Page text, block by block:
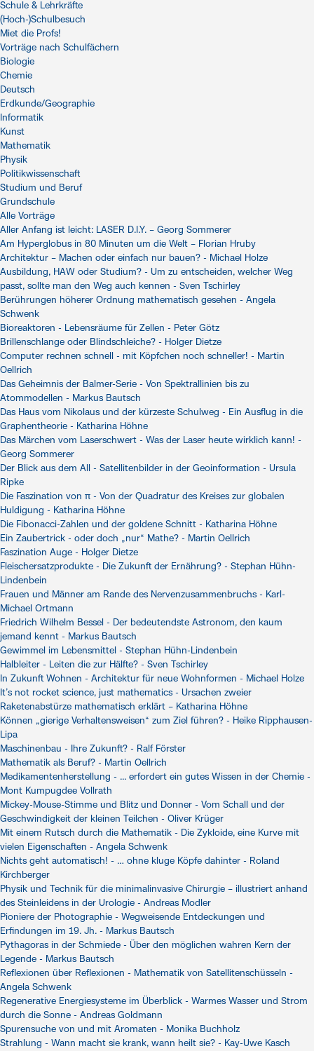
Schule & Lehrkräfte
(Hoch-)Schulbesuch
Miet die Profs!
Vorträge nach Schulfächern
Biologie
Chemie
Deutsch
Erdkunde/Geographie
Informatik
Kunst
Mathematik
Physik
Politikwissenschaft
Studium und Beruf
Grundschule
Alle Vorträge
Aller Anfang ist leicht: LASER D.I.Y. – Georg Sommerer
Am Hyperglobus in 80 Minuten um die Welt – Florian Hruby
Architektur – Machen oder einfach nur bauen? - Michael Holze
Ausbildung, HAW oder Studium? - Um zu entscheiden, welcher Weg
passt, sollte man den Weg auch kennen - Sven Tschirley
Berührungen höherer Ordnung mathematisch gesehen - Angela
Schwenk
Bioreaktoren - Lebensräume für Zellen - Peter Götz
Brillenschlange oder Blindschleiche? - Holger Dietze
Computer rechnen schnell - mit Köpfchen noch schneller! - Martin
Oellrich
Das Geheimnis der Balmer-Serie - Von Spektrallinien bis zu
Atommodellen - Markus Bautsch
Das Haus vom Nikolaus und der kürzeste Schulweg - Ein Ausflug in die
Graphentheorie - Katharina Höhne
Das Märchen vom Laserschwert - Was der Laser heute wirklich kann! -
Georg Sommerer
Der Blick aus dem All - Satellitenbilder in der Geoinformation - Ursula
Ripke
Die Faszination von π - Von der Quadratur des Kreises zur globalen
Huldigung - Katharina Höhne
Die Fibonacci-Zahlen und der goldene Schnitt - Katharina Höhne
Ein Zaubertrick - oder doch „nur“ Mathe? - Martin Oellrich
Faszination Auge - Holger Dietze
Fleischersatzprodukte - Die Zukunft der Ernährung? - Stephan Hühn-
Lindenbein
Frauen und Männer am Rande des Nervenzusammenbruchs - Karl-
Michael Ortmann
Friedrich Wilhelm Bessel - Der bedeutendste Astronom, den kaum
jemand kennt - Markus Bautsch
Gewimmel im Lebensmittel - Stephan Hühn-Lindenbein
Halbleiter - Leiten die zur Hälfte? - Sven Tschirley
In Zukunft Wohnen - Architektur für neue Wohnformen - Michael Holze
It’s not rocket science, just mathematics - Ursachen zweier
Raketenabstürze mathematisch erklärt – Katharina Höhne
Können „gierige Verhaltensweisen“ zum Ziel führen? - Heike Ripphausen-
Lipa
Maschinenbau - Ihre Zukunft? - Ralf Förster
Mathematik als Beruf? - Martin Oellrich
Medikamentenherstellung - ... erfordert ein gutes Wissen in der Chemie -
Mont Kumpugdee Vollrath
Mickey-Mouse-Stimme und Blitz und Donner - Vom Schall und der
Geschwindigkeit der kleinen Teilchen - Oliver Krüger
Mit einem Rutsch durch die Mathematik - Die Zykloide, eine Kurve mit
vielen Eigenschaften - Angela Schwenk
Nichts geht automatisch! - … ohne kluge Köpfe dahinter - Roland
Kirchberger
Physik und Technik für die minimalinvasive Chirurgie – illustriert anhand
des Steinleidens in der Urologie - Andreas Modler
Pioniere der Photographie - Wegweisende Entdeckungen und
Erfindungen im 19. Jh. - Markus Bautsch
Pythagoras in der Schmiede - Über den möglichen wahren Kern der
Legende - Markus Bautsch
Reflexionen über Reflexionen - Mathematik von Satellitenschüsseln -
Angela Schwenk
Regenerative Energiesysteme im Überblick - Warmes Wasser und Strom
durch die Sonne - Andreas Goldmann
Spurensuche von und mit Aromaten - Monika Buchholz
Strahlung - Wann macht sie krank, wann heilt sie? - Kay-Uwe Kasch